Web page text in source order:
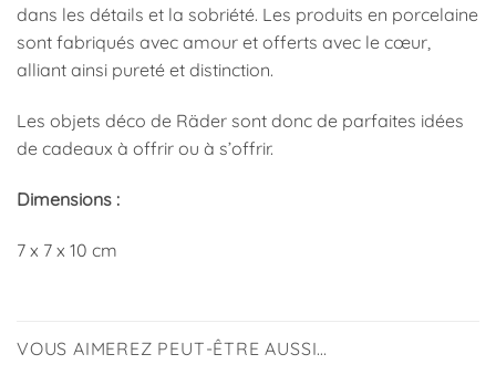
dans les détails et la sobriété. Les produits en porcelaine
sont fabriqués avec amour et offerts avec le cœur,
alliant ainsi pureté et distinction.
Les objets déco de Räder sont donc de parfaites idées
de cadeaux à offrir ou à s’offrir.
Dimensions :
7 x 7 x 10 cm
VOUS AIMEREZ PEUT-ÊTRE AUSSI…